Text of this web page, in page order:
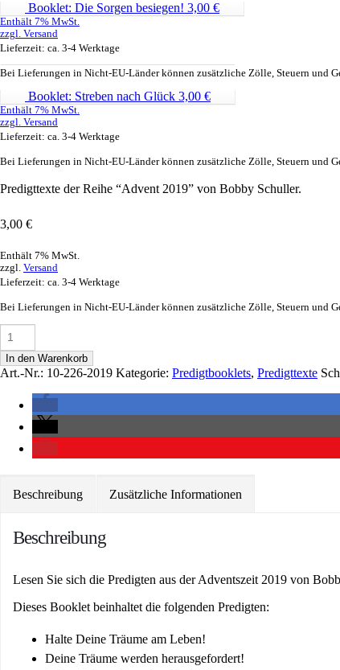
Booklet: Die Sorgen besiegen! 3,00 €
Enthält 7% MwSt.
zzgl. Versand
Lieferzeit: ca. 3-4 Werktage
Bei Lieferungen in Nicht-EU-Länder können zusätzliche Zölle, Steuern und
Booklet: Streben nach Glück 3,00 €
Enthält 7% MwSt.
zzgl. Versand
Lieferzeit: ca. 3-4 Werktage
Bei Lieferungen in Nicht-EU-Länder können zusätzliche Zölle, Steuern und
Predigttexte der Reihe “Advent 2019” von Bobby Schuller.
3,00 €
Enthält 7% MwSt.
zzgl. Versand
Lieferzeit: ca. 3-4 Werktage
Bei Lieferungen in Nicht-EU-Länder können zusätzliche Zölle, Steuern und
In den Warenkorb
Art.-Nr.: 10-226-2019 Kategorie: Predigtbooklets, Predigttexte
Beschreibung Zusätzliche Informationen
Beschreibung
Lesen Sie sich die Predigten aus der Adventszeit 2019 von
Dieses Booklet beinhaltet die folgenden Predigten:
Halte Deine Träume am Leben!
Deine Träume werden herausgefordert!